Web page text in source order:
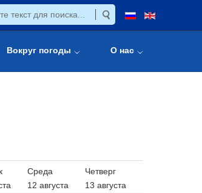
Вокруг погоды О нас
Среда
12 августа
Четверг
13 августа